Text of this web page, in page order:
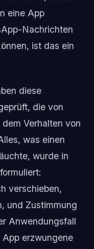
eine App
Nachrichten
ist das ein
diese
die von
Verhalten von
was einen
wurde in
verschieben,
und Zustimmung
Anwendungsfall
erzwungene